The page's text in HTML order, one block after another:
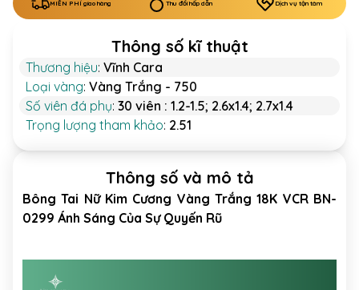
MIỄN PHÍ giao hàng Thu đổi hấp dẫn Dịch vụ tận tâm
Thông số kĩ thuật
Thương hiệu: Vĩnh Cara
Loại vàng: Vàng Trắng - 750
Số viên đá phụ: 30 viên : 1.2-1.5; 2.6x1.4; 2.7x1.4
Trọng lượng tham khảo: 2.51
Thông số và mô tả
Bông Tai Nữ Kim Cương Vàng Trắng 18K VCR BN-
0299 Ánh Sáng Của Sự Quyến Rũ